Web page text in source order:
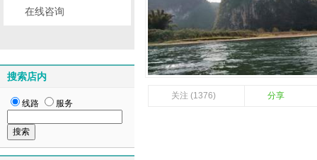
关注 (1376) 分享
在线咨询
搜索店内
线路 服务